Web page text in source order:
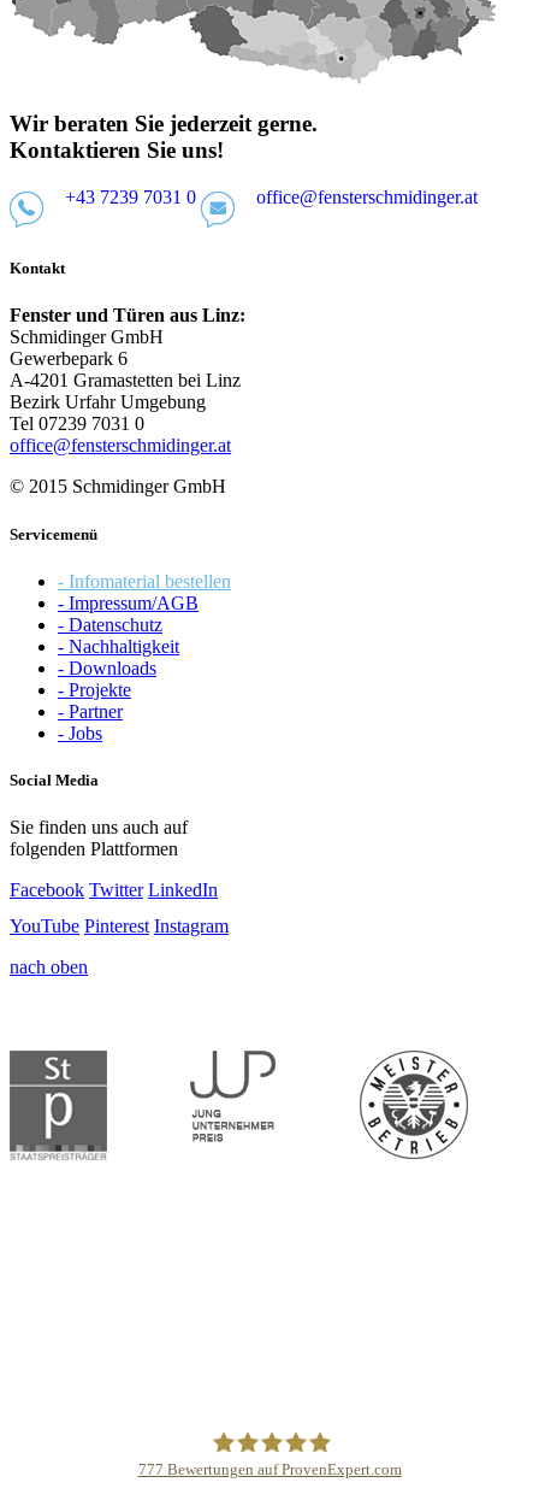
Wir beraten Sie jederzeit gerne.
Kontaktieren Sie uns!
+43 7239 7031 0 office@fensterschmidinger.at
Kontakt
Fenster und Türen aus Linz:
Schmidinger GmbH
Gewerbepark 6
A-4201 Gramastetten bei Linz
Bezirk Urfahr Umgebung
Tel 07239 7031 0
office@fensterschmidinger.at
© 2015 Schmidinger GmbH
Servicemenü
- Infomaterial bestellen
- Impressum/AGB
- Datenschutz
- Nachhaltigkeit
- Downloads
- Projekte
- Partner
- Jobs
Social Media
Sie finden uns auch auf
folgenden Plattformen
Facebook Twitter LinkedIn
YouTube Pinterest Instagram
nach oben
777 Bewertungen auf ProvenExpert.com